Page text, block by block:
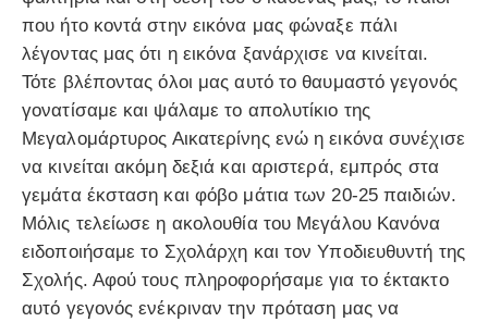
που ήτο κοντά στην εικόνα μας φώναξε πάλι
λέγοντας μας ότι η εικόνα ξανάρχισε να κινείται.
Τότε βλέποντας όλοι μας αυτό το θαυμαστό γεγονός
γονατίσαμε και ψάλαμε το απολυτίκιο της
Μεγαλομάρτυρος Αικατερίνης ενώ η εικόνα συνέχισε
να κινείται ακόμη δεξιά και αριστερά, εμπρός στα
γεμάτα έκσταση και φόβο μάτια των 20-25 παιδιών.
Μόλις τελείωσε η ακολουθία του Μεγάλου Κανόνα
ειδοποιήσαμε το Σχολάρχη και τον Υποδιευθυντή της
Σχολής. Αφού τους πληροφορήσαμε για το έκτακτο
αυτό γεγονός ενέκριναν την πρόταση μας να